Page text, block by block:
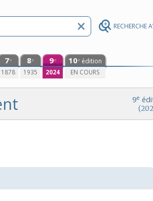
RECHERCHE
7e
1878
8e
1935
9e
2024
10e édition
EN COURS
9e